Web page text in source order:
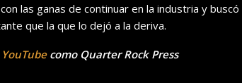
las ganas de continuar en la industria y buscó
que la que lo dejó a la deriva.
YouTubecomo Quarter Rock Press